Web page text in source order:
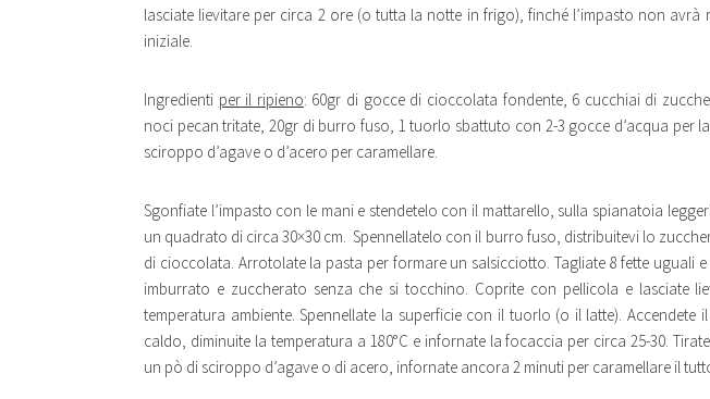
lasciate lievitare per circa 2 ore (o tutta la notte in frigo), finché l’impasto non
iniziale.
Ingredienti per il ripieno: 60gr di gocce di cioccolata fondente, 6 cucchiai di
noci pecan tritate, 20gr di burro fuso, 1 tuorlo sbattuto con 2-3 gocce d’acqua per
sciroppo d’agave o d’acero per caramellare.
Sgonfiate l’impasto con le mani e stendetelo con il mattarello, sulla spianatoia
un quadrato di circa 30×30 cm. Spennellatelo con il burro fuso, distribuitevi lo
di cioccolata. Arrotolate la pasta per formare un salsicciotto. Tagliate 8 fette uguali
imburrato e zuccherato senza che si tocchino. Coprite con pellicola e lasciate
temperatura ambiente. Spennellate la superficie con il tuorlo (o il latte). Accendete
caldo, diminuite la temperatura a 180°C e infornate la focaccia per circa 25-30.
un pò di sciroppo d’agave o di acero, infornate ancora 2 minuti per caramellare il